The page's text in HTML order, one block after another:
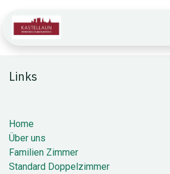
Links
Home
Über uns
Familien Zimmer
Standard Doppelzimmer